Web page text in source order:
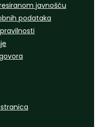
javnošću
podataka